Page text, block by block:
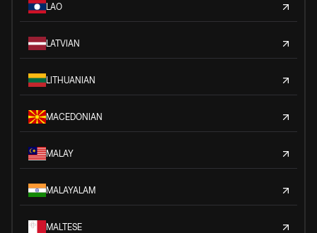
LAO
LATVIAN
LITHUANIAN
MACEDONIAN
MALAY
MALAYALAM
MALTESE